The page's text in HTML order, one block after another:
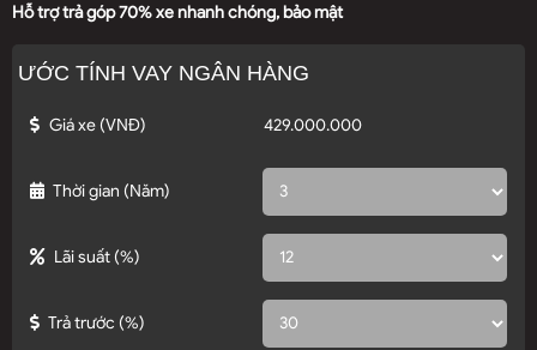
Hỗ trợ trả góp 70% xe nhanh chóng, bảo mật
ƯỚC TÍNH VAY NGÂN HÀNG
Giá xe (VNĐ)
Thời gian (Năm)
Lãi suất (%)
Trả trước (%)